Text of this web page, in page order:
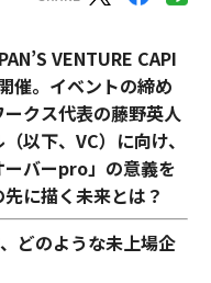
VENTURE CAPI
催。イベントの締め
クス代表の藤野英人
以下、VC）に向け、
バーpro」の意義を
に描く未来とは？
どのような未上場企